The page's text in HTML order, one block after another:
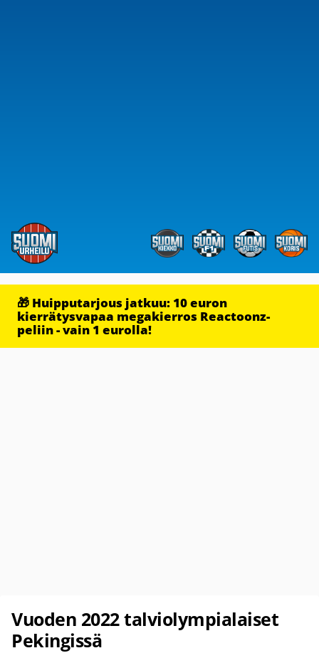
🎁 Huipputarjous jatkuu: 10 euron
kierrätysvapaa megakierros Reactoonz-
peliin - vain 1 eurolla!
Vuoden 2022 talviolympialaiset
Pekingissä